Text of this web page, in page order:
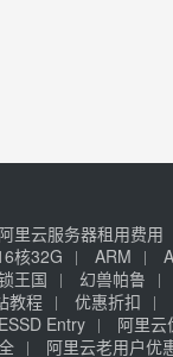
阿里云服务器租用费用
核32G ARM
王国 幻兽帕鲁
教程 优惠折扣
ESSD Entry 阿里云
阿里云老用户优